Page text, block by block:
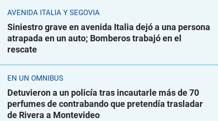
AVENIDA ITALIA Y SEGOVIA
Siniestro grave en avenida Italia dejó a una persona
atrapada en un auto; Bomberos trabajó en el
rescate
EN UN ÓMNIBUS
Detuvieron a un policía tras incautarle más de 70
perfumes de contrabando que pretendía trasladar
de Rivera a Montevideo